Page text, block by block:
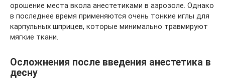
орошение места вкола анестетиками в аэрозоле. Однако
в последнее время применяются очень тонкие иглы для
карпульных шприцев, которые минимально травмируют
мягкие ткани.
Осложнения после введения анестетика в
десну